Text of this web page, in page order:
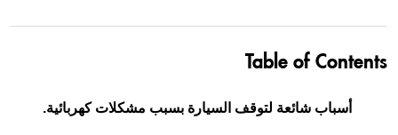
Table of Contents
أسباب شائعة لتوقف السيارة بسبب مشكلات كهربائية.